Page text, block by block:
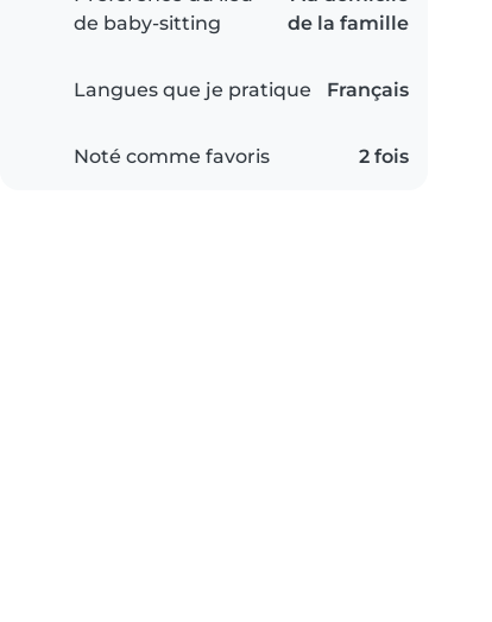
de baby-sitting
de la famille
Langues que je pratique Français
Noté comme favoris 2 fois